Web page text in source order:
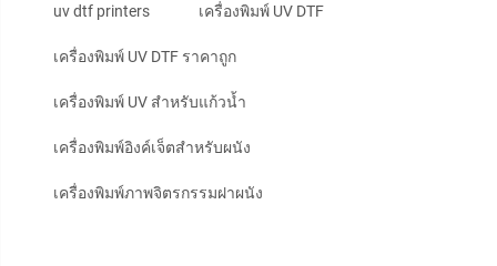
uv dtf printers เครื่องพิมพ์ UV DTF
เครื่องพิมพ์ UV DTF ราคาถูก
เครื่องพิมพ์ UV สำหรับแก้วน้ำ
เครื่องพิมพ์อิงค์เจ็ตสำหรับผนัง
เครื่องพิมพ์ภาพจิตรกรรมฝาผนัง